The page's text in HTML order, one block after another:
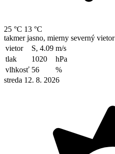
25 °C 13 °C
takmer jasno, mierny severný vietor
vietor
S, 4.09 m/s
tlak
1020
hPa
vlhkosť 56
%
streda 12. 8. 2026